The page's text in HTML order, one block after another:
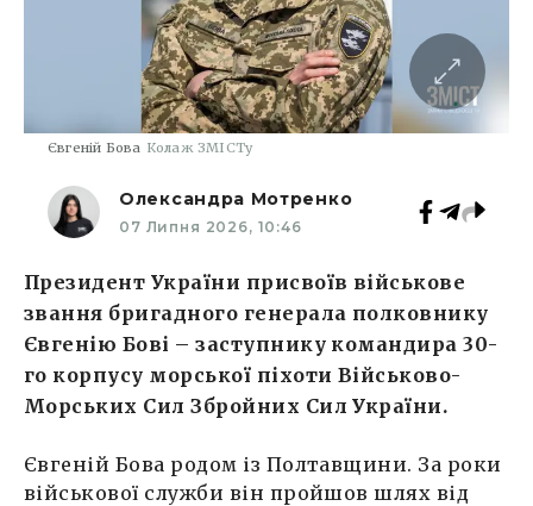
Євгеній Бова Колаж ЗМІСТу
Олександра Мотренко
07 Липня 2026, 10:46
Президент України присвоїв військове
звання бригадного генерала полковнику
Євгенію Бові – заступнику командира 30-
го корпусу морської піхоти Військово-
Морських Сил Збройних Сил України.
Євгеній Бова родом із Полтавщини. За роки
військової служби він пройшов шлях від